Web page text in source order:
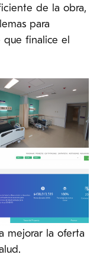
de la obra,
para
que finalice el
mejorar la oferta